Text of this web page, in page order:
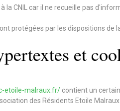
la CNIL car il ne recueille pas
protégées par les dispositions
et
etoile-malraux.fr/ contient un
des Résidents Etoile